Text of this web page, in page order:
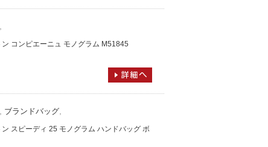
コンピエーニュ モノグラム M51845
ブランドバッグ
スピーディ 25 モノグラム ハンドバッグ ボ